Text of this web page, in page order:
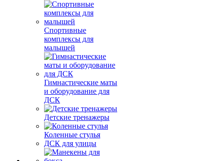
Спортивные
комплексы для
малышей
Гимнастические маты
и оборудование для
ДСК
Детские тренажеры
Коленные стулья
ДСК для улицы